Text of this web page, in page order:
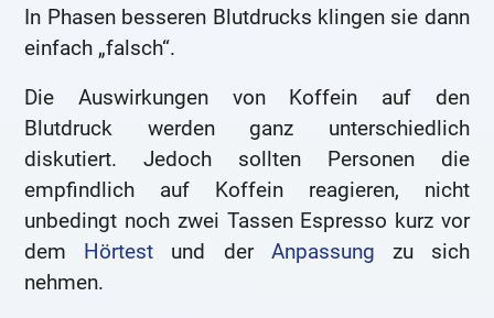
In Phasen besseren Blutdrucks klingen sie dann
einfach „falsch“.
Die Auswirkungen von Koffein auf den
Blutdruck werden ganz unterschiedlich
diskutiert. Jedoch sollten Personen die
empfindlich auf Koffein reagieren, nicht
unbedingt noch zwei Tassen Espresso kurz vor
dem Hörtest und der Anpassung zu sich
nehmen.